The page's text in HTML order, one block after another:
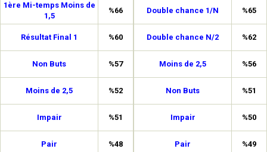
1ère Mi-temps Moins de
1,5
%66
Résultat Final 1 %60
Non Buts %57
Moins de 2,5 %52
Impair %51
Pair %48
Double chance 1/N %65
Double chance N/2 %62
Moins de 2,5 %56
Non Buts %51
Impair %50
Pair %49